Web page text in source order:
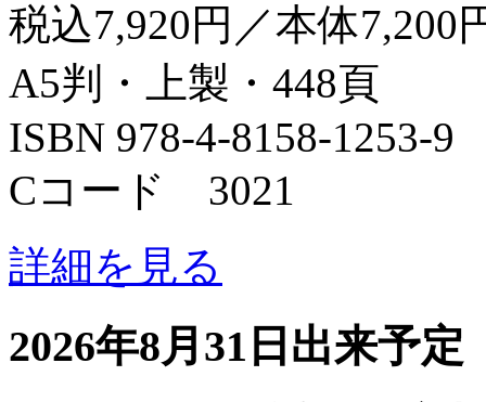
税込7,920円／本体7,200
A5判・上製・448頁
ISBN 978-4-8158-1253-9
Cコード 3021
詳細を見る
2026年8月31日出来予定